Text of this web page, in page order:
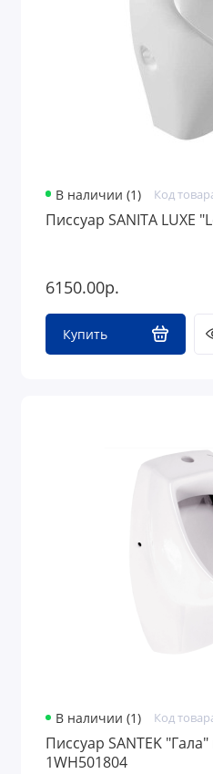
В наличии (1) Код
Писсуар SANITA LUXE
6150.00р.
Купить
В наличии (1) Код
Писсуар SANTEK
1WH501804